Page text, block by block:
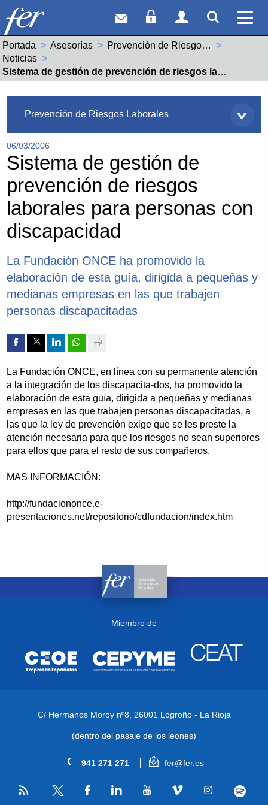
Correo webAcceso Socios
Acceso
Portada Asesorías
Prevención de Riesgos Laborales
Noticias
Actual:
Sistema de gestión de prevención de riesgos laborales para personas con discapacidad
Prevención de Riesgos Laborales
06/03/2006
Sistema de gestión de
prevención de riesgos
laborales para personas con
discapacidad
La Fundación ONCE ha promovido la
elaboración de esta guía, dirigida a pequeñas y
medianas empresas en las que trabajen
personas discapacitadas
Compartir por Facebook
Compartir por Twitter
Compartir por Linkedin
Compartir por whatsapp
Imprimir
La Fundación ONCE, en línea con su permanente atención
a la integración de los discapacita-dos, ha promovido la
elaboración de esta guía, dirigida a pequeñas y medianas
empresas en las que trabajen personas discapacitadas, a
las que la ley de prevención exige que se les preste la
atención necesaria para que los riesgos no sean superiores
para ellos que para el resto de sus compañeros.
MAS INFORMACIÓN:
http://fundaciononce.e-
presentaciones.net/repositorio/cdfundacion/index.htm
Miembro de
C/ Hermanos Moroy nº8, 26001 Logroño - La Rioja
(dentro del pasaje de los leones)
941 271 271 fer@fer.es
RSS